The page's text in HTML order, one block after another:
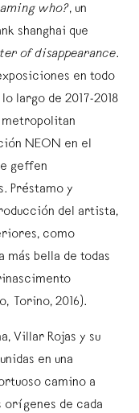
who?, un
shanghai que
of disappearance.
en todo
largo de 2017-2018
metropolitan
NEON en el
geffen
Préstamo y
del artista,
como
más bella de todas
Torino, 2016).
Villar Rojas y su
en una
camino a
de cada